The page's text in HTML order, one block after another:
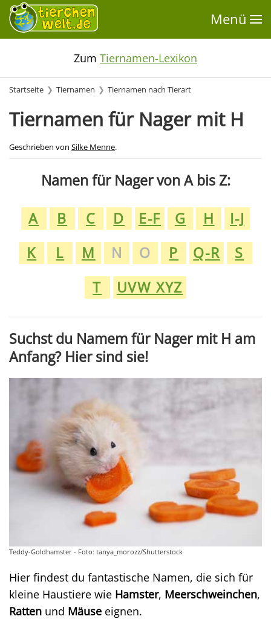
Menü
Zum Tiernamen-Lexikon
Startseite Tiernamen Tiernamen nach Tierart
Tiernamen für Nager mit H
Geschrieben von Silke Menne.
Namen für Nager von A bis Z:
A
B C D E-F G H
I-J
K
L M N O P Q-R
S
T
UVW XYZ
Suchst du Namem für Nager mit H am
Anfang? Hier sind sie!
Teddy-Goldhamster - Foto: tanya_morozz/Shutterstock
Hier findest du fantastische Namen, die sich für
kleine Haustiere wie Hamster, Meerschweinchen,
Ratten und Mäuse eignen.